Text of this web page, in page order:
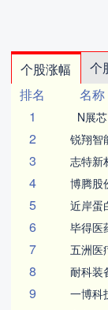
个股涨幅 个
排名
名称
1
N展芯
2 锐翔智
3 志特新
4 博腾股
5 近岸蛋
6 毕得医
7 五洲医
8 耐科装
9 一博科